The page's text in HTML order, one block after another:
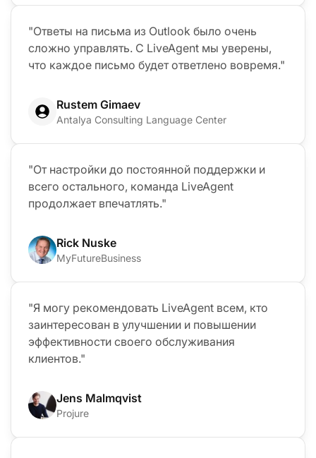
"Ответы на письма из Outlook было очень
сложно управлять. С LiveAgent мы уверены,
что каждое письмо будет ответлено вовремя."
Rustem Gimaev
Antalya Consulting Language Center
"От настройки до постоянной поддержки и
всего остального, команда LiveAgent
продолжает впечатлять."
Rick Nuske
MyFutureBusiness
"Я могу рекомендовать LiveAgent всем, кто
заинтересован в улучшении и повышении
эффективности своего обслуживания
клиентов."
Jens Malmqvist
Projure